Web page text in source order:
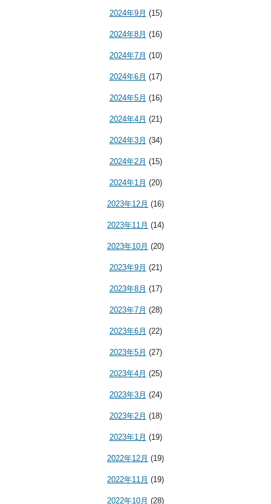
2024年9月 (15)
2024年8月 (16)
2024年7月 (10)
2024年6月 (17)
2024年5月 (16)
2024年4月 (21)
2024年3月 (34)
2024年2月 (15)
2024年1月 (20)
2023年12月 (16)
2023年11月 (14)
2023年10月 (20)
2023年9月 (21)
2023年8月 (17)
2023年7月 (28)
2023年6月 (22)
2023年5月 (27)
2023年4月 (25)
2023年3月 (24)
2023年2月 (18)
2023年1月 (19)
2022年12月 (19)
2022年11月 (19)
2022年10月 (28)